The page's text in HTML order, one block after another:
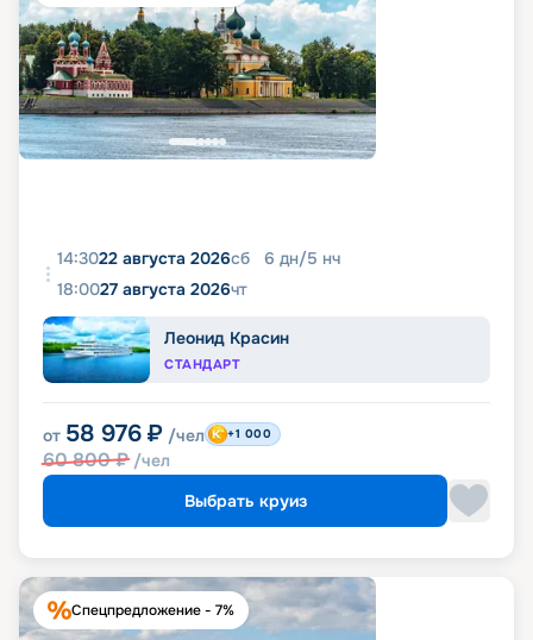
14:3022 августа 2026сб 6 дн/5 нч
18:0027 августа 2026чт
Леонид Красин
СТАНДАРТ
от 58 976 ₽ /чел
60 800₽ /чел
+1 000
Выбрать круиз
Спецпредложение - 7%